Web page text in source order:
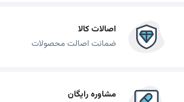
اصالات کالا
ضمانت اصالت محصولات
مشاوره رایگان